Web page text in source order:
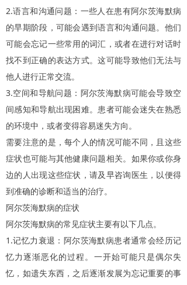
2.语言和沟通问题：一些人在患有阿尔茨海默病
的早期阶段，可能会遇到语言和沟通问题。他们
可能会忘记一些常用的词汇，或者在进行对话时
找不到正确的表达方式。这可能导致他们无法与
他人进行正常交流。
3.空间和导航问题：阿尔茨海默病可能会导致空
间感知和导航出现困难。患者可能会迷失在熟悉
的环境中，或者变得容易迷失方向。
需要注意的是，每个人的情况可能不同，且这些
症状也可能与其他健康问题相关。如果你或你身
边的人出现这些症状，请及早咨询医生，以便得
到准确的诊断和适当的治疗。
阿尔茨海默病的症状
阿尔茨海默病的常见症状主要有以下几点。
1.记忆力衰退：阿尔茨海默病患者通常会经历记
忆力逐渐恶化的过程。一开始可能只是偶尔失
忆，如遗失东西，之后逐渐发展为忘记重要的事